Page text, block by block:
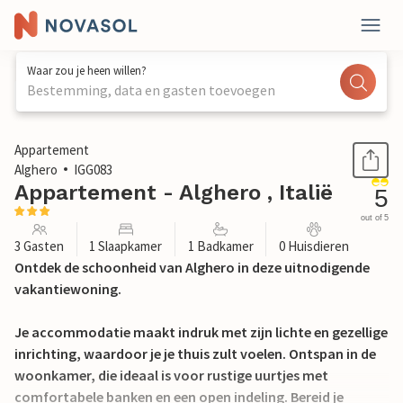
Waar zou je heen willen?
Bestemming, data en gasten toevoegen
1 / 26
Appartement
Alghero
IGG083
Appartement - Alghero , Italië 5
out of 5
3 Gasten 1 Slaapkamer 1 Badkamer 0 Huisdieren
Ontdek de schoonheid van Alghero in deze uitnodigende
vakantiewoning.
Je accommodatie maakt indruk met zijn lichte en gezellige
inrichting, waardoor je je thuis zult voelen. Ontspan in de
woonkamer, die ideaal is voor rustige uurtjes met
comfortabele banken en een open indeling. Bereid je